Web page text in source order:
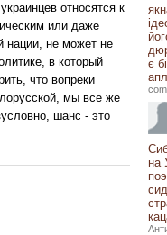
относятся к
или даже
нации, не может не
в который
что вопреки
мы все же
шанс - это
є
на